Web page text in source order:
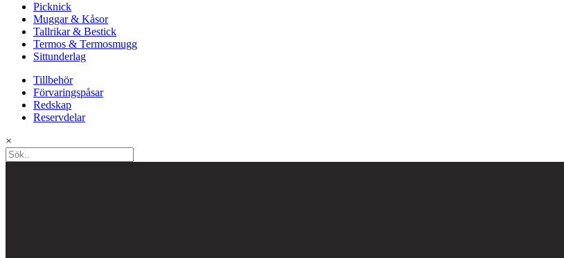
Picknick
Muggar & Kåsor
Tallrikar & Bestick
Termos & Termosmugg
Sittunderlag
Tillbehör
Förvaringspåsar
Redskap
Reservdelar
×